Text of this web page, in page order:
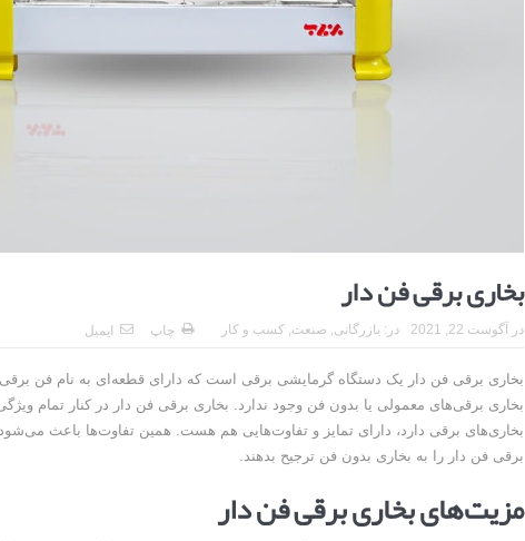
بخاری برقی فن دار
در آگوست 22, 2021 در: بازرگانی, صنعت, کسب و کار چاپ ایمیل
بخاری برقی فن دار یک دستگاه گرمایشی برقی است که دارای قطعه‌ای به نام فن
بخاری برقی‌های معمولی یا بدون فن وجود ندارد. بخاری برقی فن دار در کنار تمام
بخاری‌های برقی دارد، دارای تمایز و تفاوت‌هایی هم هست. همین تفاوت‌ها باعث می‌شود
برقی فن دار را به بخاری بدون فن ترجیح بدهند.
مزیت‌های بخاری برقی فن دار